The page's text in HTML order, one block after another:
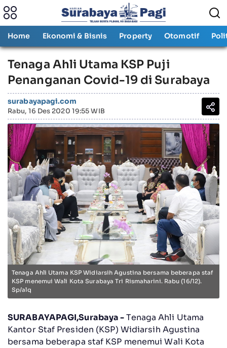
Home Ekonomi & Bisnis Property Otomotif
Tenaga Ahli Utama KSP Puji
Penanganan Covid-19 di Surabaya
surabayapagi.com
Rabu, 16 Des 2020 19:55 WIB
Tenaga Ahli Utama KSP Widiarsih Agustina bersama beberapa staf
KSP menemui Wali Kota Surabaya Tri Rismaharini. Rabu (16/12).
Sp/alq
SURABAYAPAGI,Surabaya -Tenaga Ahli Utama
Kantor Staf Presiden (KSP) Widiarsih Agustina
bersama beberapa staf KSP menemui Wali Kota